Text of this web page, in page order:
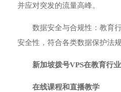
并应对突发的流量高峰。
数据安全与合规性：教育
安全性，符合各类数据保护法
新加坡拨号VPS在教育行
在线课程和直播教学